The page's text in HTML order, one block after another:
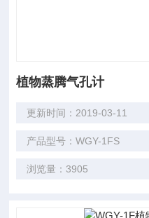
植物蒸腾气孔计
更新时间：2019-03-11
产品型号：WGY-1FS
浏览量：3905